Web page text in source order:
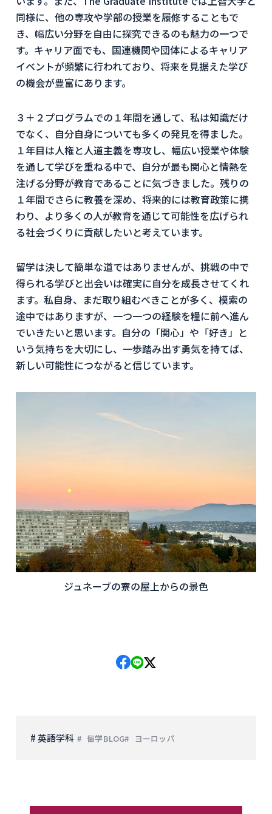
同様に、他の専攻や学部の授業を履修することもで
き、幅広い分野を自由に探究できるのも魅力の一つで
す。キャリア面でも、国連機関や団体によるキャリア
イベントが頻繁に行われており、将来を見据えた学び
の機会が豊富にあります。
３＋２プログラムでの１年間を通して、私は知識だけ
でなく、自分自身についても多くの発見を得ました。
１年目は人権と人道主義を専攻し、幅広い授業や体験
を通して学びを重ねる中で、自分が最も関心と情熱を
注げる分野が教育であることに気づきました。残りの
１年間でさらに教養を深め、将来的には教育政策に携
わり、より多くの人が教育を通じて可能性を広げられ
る社会づくりに貢献したいと考えています。
留学は決して簡単な道ではありませんが、挑戦の中で
得られる学びと出会いは確実に自分を成長させてくれ
ます。私自身、まだ取り組むべきことが多く、模索の
途中ではありますが、一つ一つの経験を糧に前へ進ん
でいきたいと思います。自分の「関心」や「好き」と
いう気持ちを大切にし、一歩踏み出す勇気を持てば、
新しい可能性につながると信じています。
ジュネーブの寮の屋上からの景色
# 英語学科 留学BLOG ヨーロッパ